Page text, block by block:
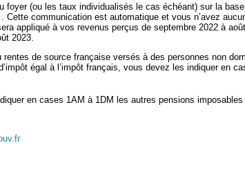
(ou les taux individualisés le cas échéant) sur la
communication est automatique et vous n’avez
appliqué à vos revenus perçus de septembre 2022 à
2023.
de source française versés à des personnes non
égal à l’impôt français, vous devez les indiquer en
en cases 1AM à 1DM les autres pensions